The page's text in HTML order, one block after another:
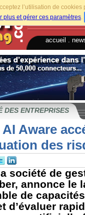
l’utilisation de
plus et gérer ces paramètres.
accueil
DES ENTREPRISES
AI Aware
des
société de
annonce le
de
d’évaluer